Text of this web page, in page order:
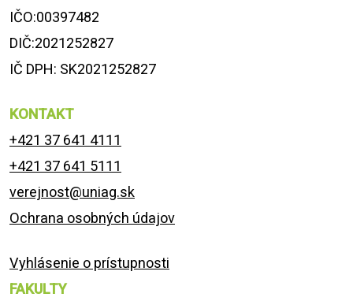
IČO:00397482
DIČ:2021252827
IČ DPH: SK2021252827
KONTAKT
+421 37 641 4111
+421 37 641 5111
verejnost@uniag.sk
Ochrana osobných údajov
Vyhlásenie o prístupnosti
FAKULTY